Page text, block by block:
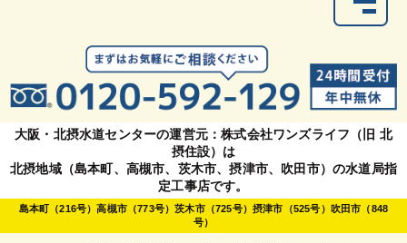
大阪・北摂水道センターの運営元：株式会社ワンズライフ（旧 北
摂住設）は
北摂地域（島本町、高槻市、茨木市、摂津市、吹田市）の水道局指
定工事店です。
島本町（216号）高槻市（773号）茨木市（725号）摂津市（525号）吹田市（848
号）